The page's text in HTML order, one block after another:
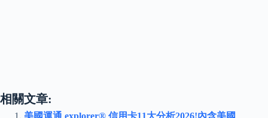
相關文章:
美國運通 explorer® 信用卡11大分析2026!內含美國